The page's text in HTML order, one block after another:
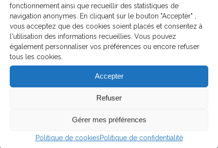
fonctionnement ainsi que recueillir des statistiques de
navigation anonymes. En cliquant sur le bouton "Accepter" ,
vous acceptez que des cookies soient placés et consentez à
l'utilisation des informations recueillies. Vous pouvez
également personnaliser vos préférences ou encore refuser
tous les cookies.
Accepter
Refuser
Gérer mes préférences
Politique de cookiesPolitique de confidentialité
1442, route du Président-Kennedy, bur. 140,